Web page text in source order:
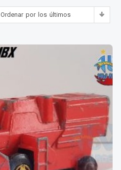
Ordenar por los últimos